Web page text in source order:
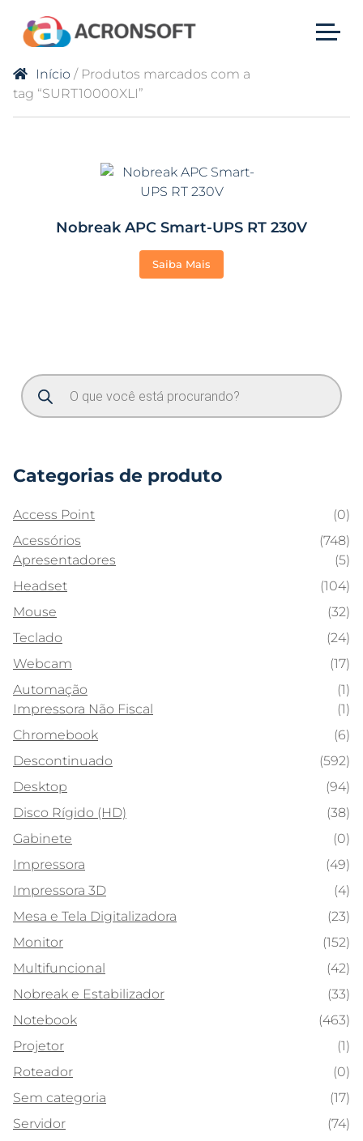
Início / Produtos marcados com a
tag “SURT10000XLI”
Nobreak APC Smart-UPS RT 230V
Saiba Mais
Categorias de produto
Access Point
(0)
Acessórios
(748)
Apresentadores
(5)
Headset
(104)
Mouse
(32)
Teclado
(24)
Webcam
(17)
Automação
(1)
Impressora Não Fiscal
(1)
Chromebook
(6)
Descontinuado
(592)
Desktop
(94)
Disco Rígido (HD)
(38)
Gabinete
(0)
Impressora
(49)
Impressora 3D
(4)
Mesa e Tela Digitalizadora
(23)
Monitor
(152)
Multifuncional
(42)
Nobreak e Estabilizador
(33)
Notebook
(463)
Projetor
(1)
Roteador
(0)
Sem categoria
(17)
Servidor
(74)